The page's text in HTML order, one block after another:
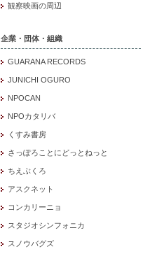
観察映画の周辺
企業・団体・組織
GUARANA RECORDS
JUNICHI OGURO
NPOCAN
NPOカタリバ
くすみ書房
さっぽろことにどっとねっと
ちえぶくろ
アスクネット
コンカリーニョ
スタジオシンフォニカ
スノウバグズ